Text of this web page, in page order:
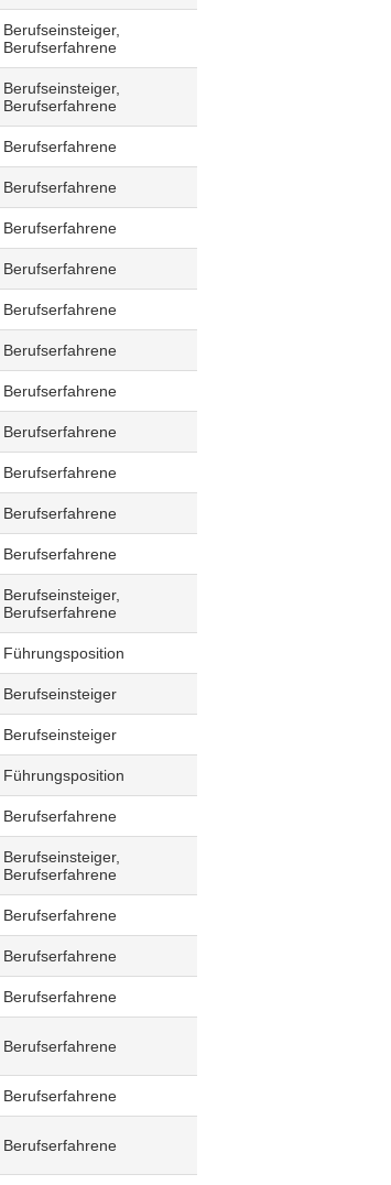
Berufseinsteiger,
Berufserfahrene
Berufseinsteiger,
Berufserfahrene
Berufserfahrene
Berufserfahrene
Berufserfahrene
Berufserfahrene
Berufserfahrene
Berufserfahrene
Berufserfahrene
Berufserfahrene
Berufserfahrene
Berufserfahrene
Berufserfahrene
Berufseinsteiger,
Berufserfahrene
Führungsposition
Berufseinsteiger
Berufseinsteiger
Führungsposition
Berufserfahrene
Berufseinsteiger,
Berufserfahrene
Berufserfahrene
Berufserfahrene
Berufserfahrene
Berufserfahrene
Berufserfahrene
Berufserfahrene